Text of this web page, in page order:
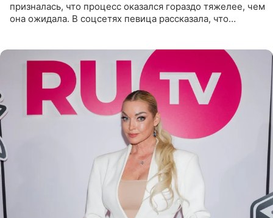
призналась, что процесс оказался гораздо тяжелее, чем
она ожидала. В соцсетях певица рассказала, что